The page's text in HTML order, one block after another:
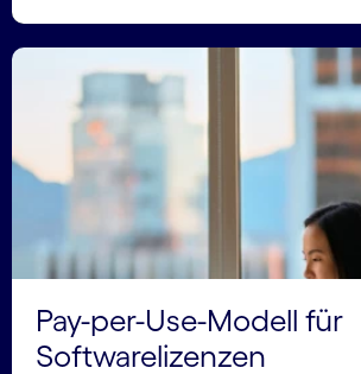
Pay-per-Use-Modell für
Softwarelizenzen